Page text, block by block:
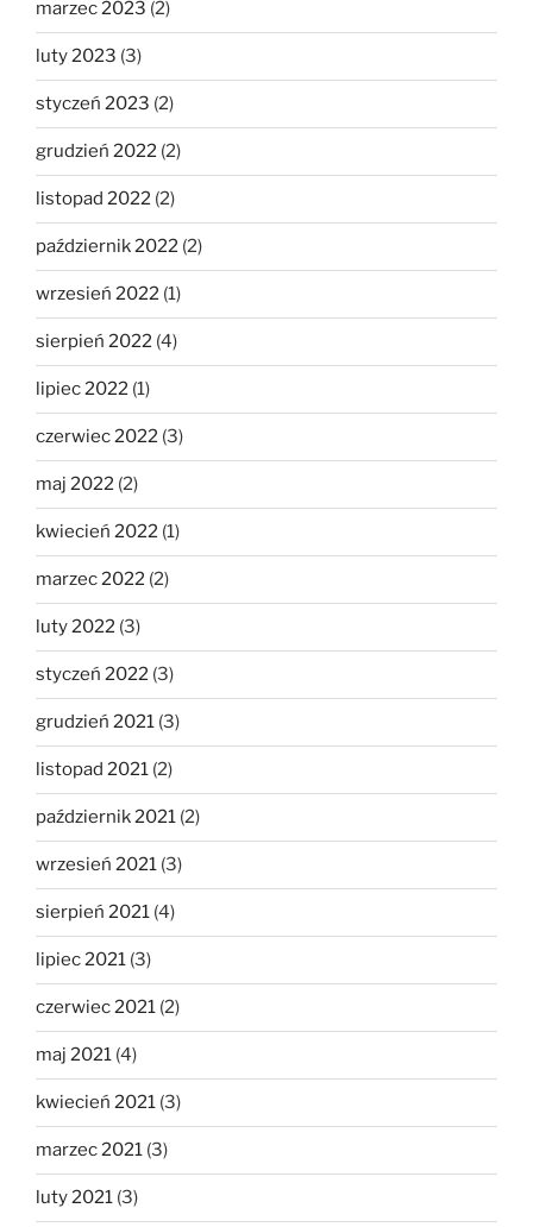
marzec 2023 (2)
luty 2023 (3)
styczeń 2023 (2)
grudzień 2022 (2)
listopad 2022 (2)
październik 2022 (2)
wrzesień 2022 (1)
sierpień 2022 (4)
lipiec 2022 (1)
czerwiec 2022 (3)
maj 2022 (2)
kwiecień 2022 (1)
marzec 2022 (2)
luty 2022 (3)
styczeń 2022 (3)
grudzień 2021 (3)
listopad 2021 (2)
październik 2021 (2)
wrzesień 2021 (3)
sierpień 2021 (4)
lipiec 2021 (3)
czerwiec 2021 (2)
maj 2021 (4)
kwiecień 2021 (3)
marzec 2021 (3)
luty 2021 (3)